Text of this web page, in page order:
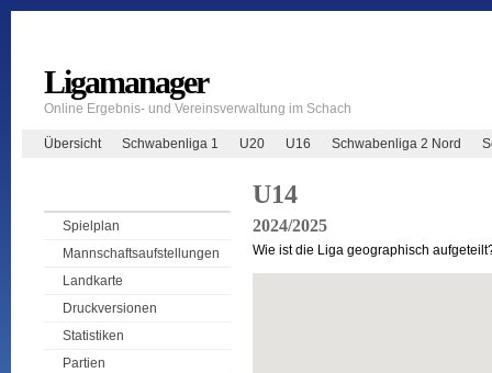
Ligamanager
Online Ergebnis- und Vereinsverwaltung im Schach
Übersicht Schwabenliga 1 U20 U16 Schwabenliga 2 Nord
Spielplan
Mannschaftsaufstellungen
Landkarte
Druckversionen
Statistiken
Partien
U14
2024/2025
Wie ist die Liga geographisch